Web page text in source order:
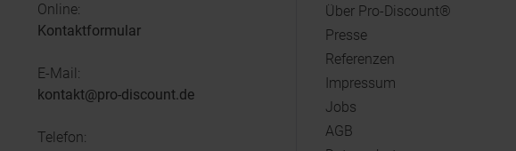
Online:
Kontaktformular
E-Mail:
kontakt@pro-discount.de
Telefon:
Über Pro-Discount®
Presse
Referenzen
Impressum
Jobs
AGB